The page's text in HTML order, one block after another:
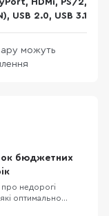
HDMi, PS/2,
USB 2.0, USB 3.1
можуть
бюджетних
про недорогі
оптимально